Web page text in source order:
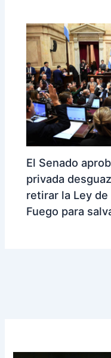
El Senado
privada
retirar la Ley
Fuego para